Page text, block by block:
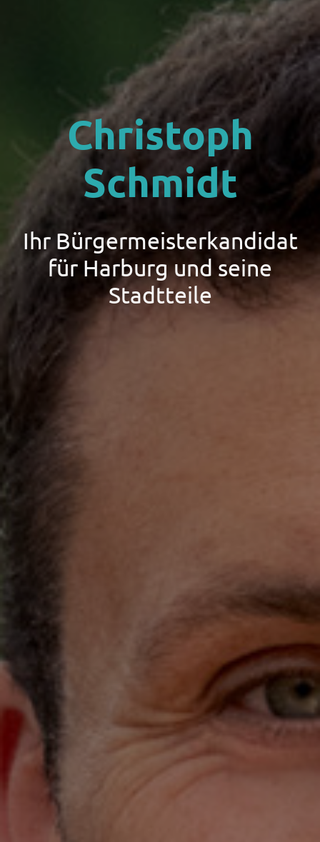
Christoph
Schmidt
Ihr Bürgermeisterkandidat
für Harburg und seine
Stadtteile